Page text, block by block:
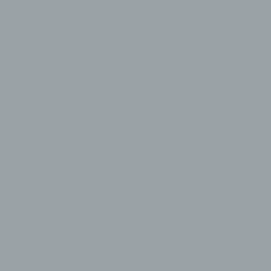
persönliche Aspekte, die sich auf eine natürliche Person
zu bewerten, insbesondere, um Aspekte bezüglich